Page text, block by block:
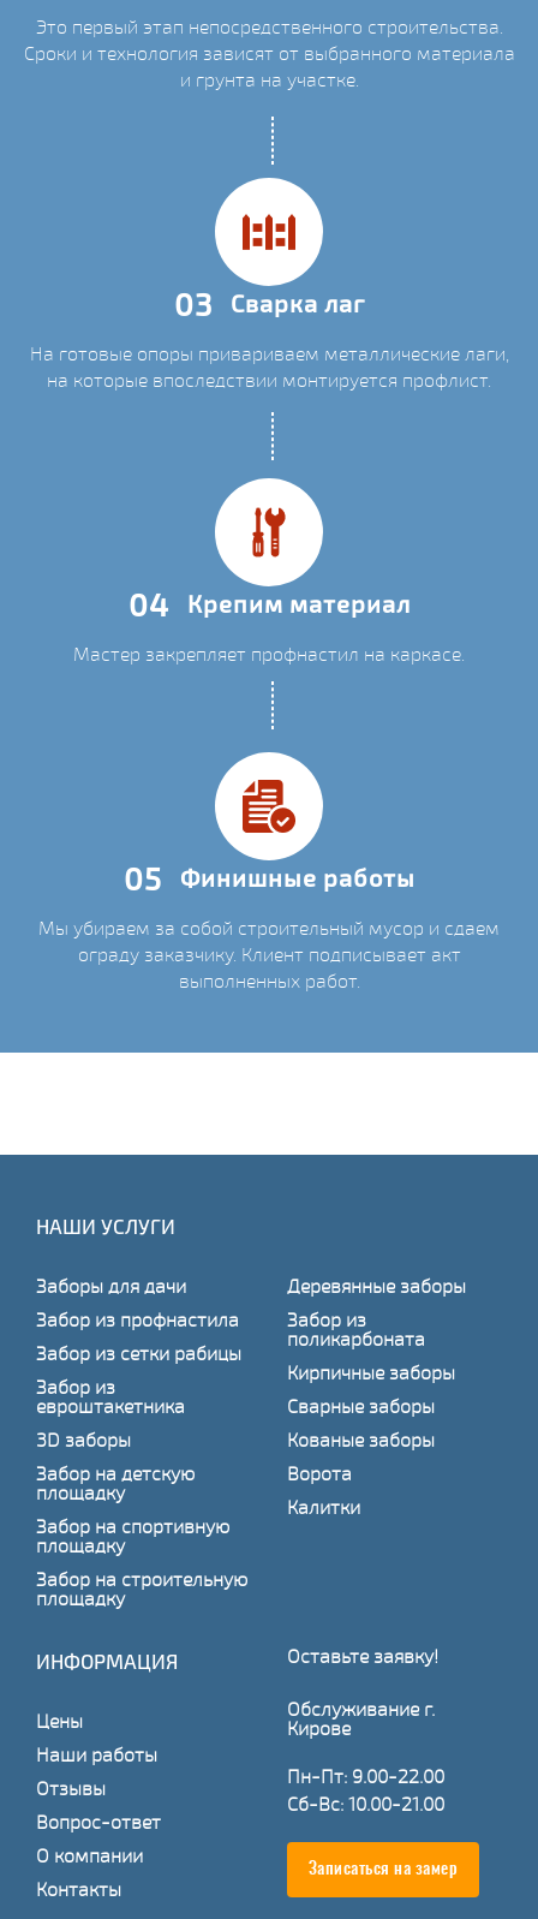
Это первый этап непосредственного строительства.
Сроки и технология зависят от выбранного материала
и грунта на участке.
03 Сварка лаг
На готовые опоры привариваем металлические лаги,
на которые впоследствии монтируется профлист.
04 Крепим материал
Мастер закрепляет профнастил на каркасе.
05 Финишные работы
Мы убираем за собой строительный мусор и сдаем
ограду заказчику. Клиент подписывает акт
выполненных работ.
НАШИ УСЛУГИ
Заборы для дачи
Забор из профнастила
Забор из сетки рабицы
Забор из
евроштакетника
3D заборы
Забор на детскую
площадку
Забор на спортивную
площадку
Забор на строительную
площадку
Деревянные заборы
Забор из
поликарбоната
Кирпичные заборы
Сварные заборы
Кованые заборы
Ворота
Калитки
ИНФОРМАЦИЯ
Цены
Наши работы
Отзывы
Вопрос-ответ
О компании
Контакты
Оставьте заявку!
Обслуживание г.
Кирове
Пн-Пт: 9.00-22.00
Сб-Вс: 10.00-21.00
Записаться на замер